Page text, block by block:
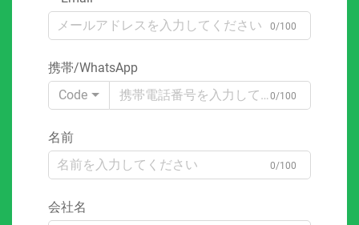
0/100
携帯/WhatsApp
Code
0/100
名前
0/100
会社名